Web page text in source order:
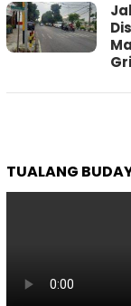
TUALANG